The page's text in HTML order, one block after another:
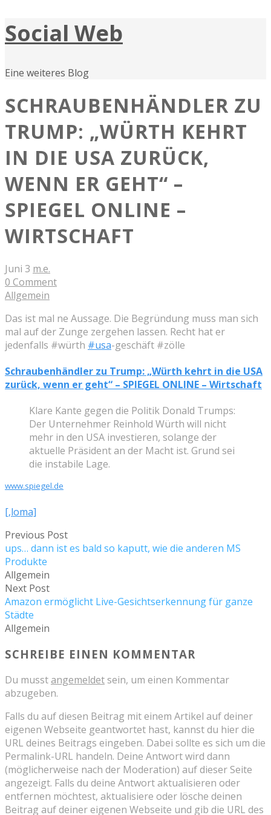
Social Web
Eine weiteres Blog
SCHRAUBENHÄNDLER ZU
TRUMP: „WÜRTH KEHRT
IN DIE USA ZURÜCK,
WENN ER GEHT“ –
SPIEGEL ONLINE –
WIRTSCHAFT
Juni 3 m.e.
0 Comment
Allgemein
Das ist mal ne Aussage. Die Begründung muss man sich
mal auf der Zunge zergehen lassen. Recht hat er
jedenfalls #würth #usa-geschäft #zölle
Schraubenhändler zu Trump: „Würth kehrt in die USA
zurück, wenn er geht“ – SPIEGEL ONLINE – Wirtschaft
Klare Kante gegen die Politik Donald Trumps:
Der Unternehmer Reinhold Würth will nicht
mehr in den USA investieren, solange der
aktuelle Präsident an der Macht ist. Grund sei
die instabile Lage.
www.spiegel.de
[‚loma]
Previous Post
ups… dann ist es bald so kaputt, wie die anderen MS
Produkte
Allgemein
Next Post
Amazon ermöglicht Live-Gesichtserkennung für ganze
Städte
Allgemein
SCHREIBE EINEN KOMMENTAR
Du musstangemeldet sein, um einen Kommentar
abzugeben.
Falls du auf diesen Beitrag mit einem Artikel auf deiner
eigenen Webseite geantwortet hast, kannst du hier die
URL deines Beitrags eingeben. Dabei sollte es sich um die
Permalink-URL handeln. Deine Antwort wird dann
(möglicherweise nach der Moderation) auf dieser Seite
angezeigt. Falls du deine Antwort aktualisieren oder
entfernen möchtest, aktualisiere oder lösche deinen
Beitrag auf deiner eigenen Webseite und gib die URL des